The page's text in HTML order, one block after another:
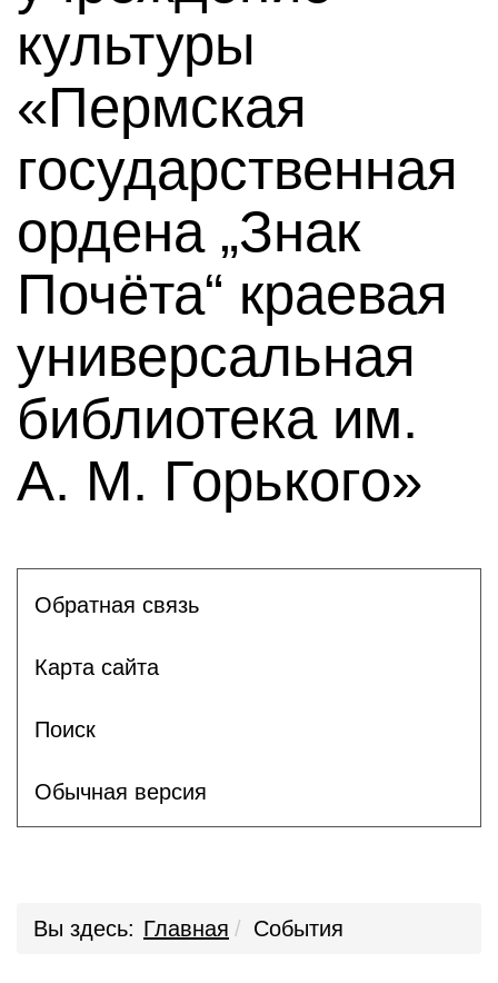
культуры
«Пермская
государственная
ордена „Знак
Почёта“ краевая
универсальная
библиотека им.
А. М. Горького»
Обратная связь
Карта сайта
Поиск
Обычная версия
Вы здесь: Главная События